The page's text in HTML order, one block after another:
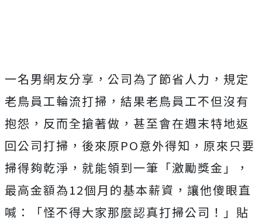
一名男網友分享，公司為了節省人力，規定
老鳥員工輪流打掃，結果老鳥員工不但沒有
抱怨，反而全搶著做，甚至會在週末特地返
回公司打掃，後來原PO意外得知，原來只要
掃得夠乾淨，就能領到一筆「激勵獎金」，
最高金額為12個月的基本薪資，讓他傻眼直
喊：「怪不得大家那麼認真打掃公司！」貼